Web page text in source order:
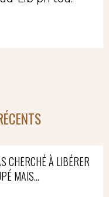
CHERCHÉ À LIBÉRER
MAIS...